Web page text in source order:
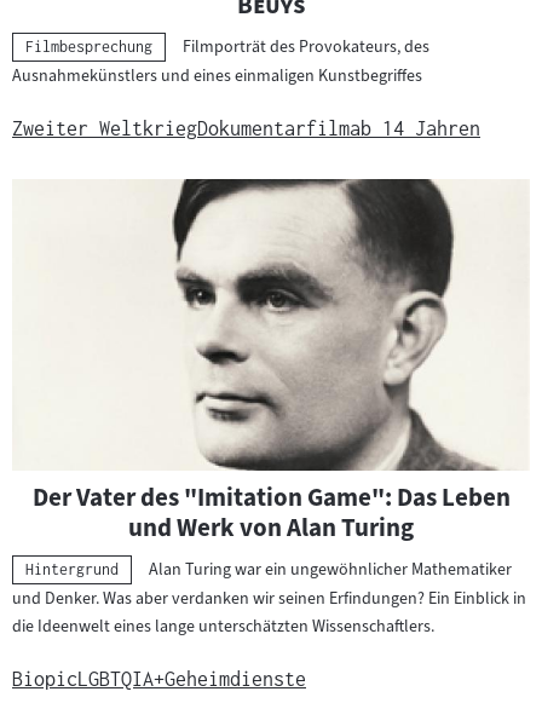
a
l
:
Kategorie:
Filmbesprechung
Filmporträt des Provokateurs, des
Ausnahmekünstlers und eines einmaligen Kunstbegriffes
Zweiter WeltkriegDokumentarfilmab 14 Jahren
Der Vater des "Imitation Game": Das Leben
und Werk von Alan Turing
Kategorie:
Hintergrund
Alan Turing war ein ungewöhnlicher Mathematiker
und Denker. Was aber verdanken wir seinen Erfindungen? Ein Einblick in
die Ideenwelt eines lange unterschätzten Wissenschaftlers.
BiopicLGBTQIA+Geheimdienste